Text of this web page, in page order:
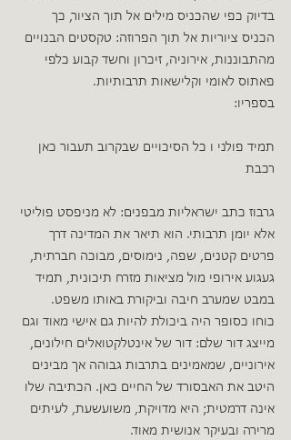
בדיוק כפי שהכניס מילים אל תוך הציור, כך
הכניס ציוריות אל תוך הפרוזה: טקסטים הבנויים
מהתבוננות, אירוניה, זיכרון וחשד קבוע כלפי
פאתוס לאומי וקלישאות תרבותיות.
בספריו:
תמיד פולני ו כל הסיכויים שבקרוב תעבור כאן
רכבת
גרבוז כתב ישראליות מבפנים: לא מניפסט פוליטי
אלא יומן תרבותי. הוא תיאר את המדינה דרך
פרטים קטנים, שפה, נימוסים, מבוכה חברתית,
געגוע אירופי מול מציאות מזרח תיכונית, תמיד
במבט שמערב חיבה וביקורת באותו משפט.
כוחו כסופר היה ביכולת להיות גם אישי מאוד וגם
מייצג דור שלם: דור של אינטלקטואלים חילונים,
אירוניים, שמאמינים בתרבות גבוהה אך מבינים
היטב את האבסורד של החיים כאן. הכתיבה שלו
אינה דרמטית; היא מדויקת, משועשעת, לעיתים
מרירה ובעיקר אנושית מאוד.